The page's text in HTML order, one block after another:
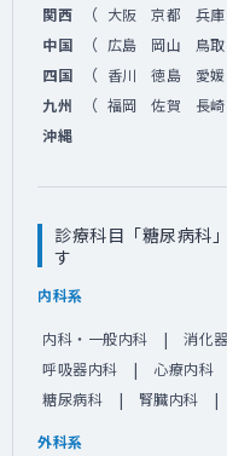
関西 （ 大阪 京都 兵庫
中国 （ 広島 岡山 鳥取
四国 （ 香川 徳島 愛媛
九州 （ 福岡 佐賀 長崎
沖縄
診療科目「糖尿病科
す
内科系
内科・一般内科 消化
呼吸器内科
心療内科
糖尿病科
腎臓内科
外科系